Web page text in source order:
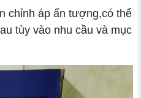
chỉnh áp ấn tượng,có thể
tùy vào nhu cầu và mục